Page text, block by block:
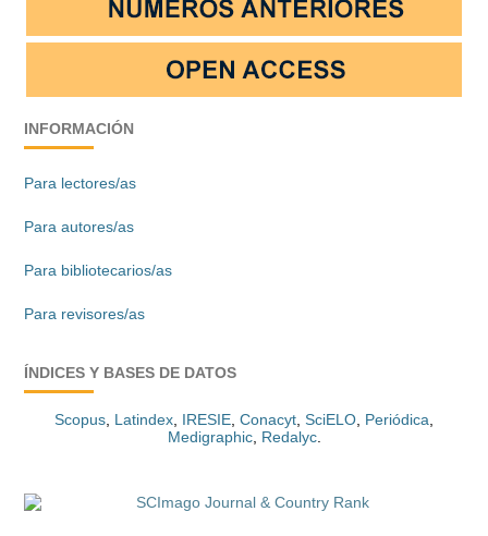
INFORMACIÓN
Para lectores/as
Para autores/as
Para bibliotecarios/as
Para revisores/as
ÍNDICES Y BASES DE DATOS
Scopus Latindex IRESIE Conacyt SciELO Periódica
Medigraphic, Redalyc.